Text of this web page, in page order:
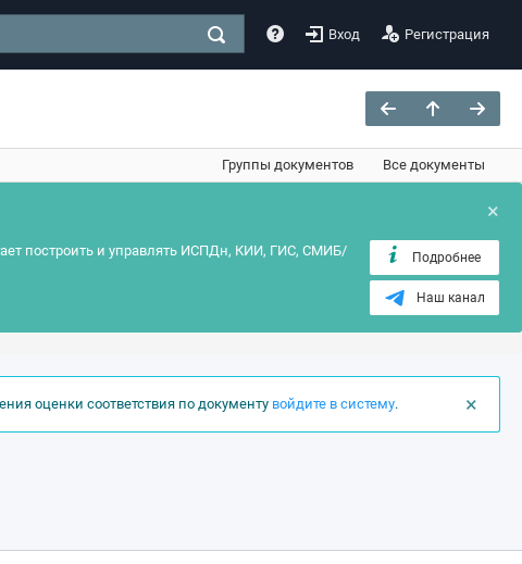
Вход Регистрация
Группы документов Все документы
×
построить и управлять ИСПДн, КИИ, ГИС, СМИБ/
Подробнее
Наш канал
×
оценки соответствия по документу войдите в систему.